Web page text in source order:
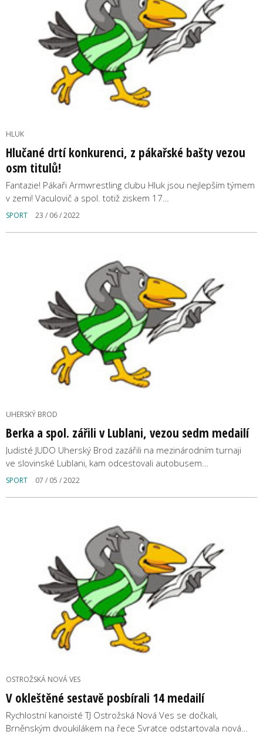
HLUK
Hlučané drtí konkurenci, z pákařské bašty vezou
osm titulů!
Fantazie! Pákaři Armwrestling clubu Hluk jsou nejlepším týmem
v zemi! Vaculovič a spol. totiž ziskem 17…
SPORT 23 / 06 / 2022
UHERSKÝ BROD
Berka a spol. zářili v Lublani, vezou sedm medailí
Judisté JUDO Uherský Brod zazářili na mezinárodním turnaji
ve slovinské Lublani, kam odcestovali autobusem…
SPORT 07 / 05 / 2022
OSTROŽSKÁ NOVÁ VES
V okleštěné sestavě posbírali 14 medailí
Rychlostní kanoisté TJ Ostrožská Nová Ves se dočkali,
Brněnským dvoukilákem na řece Svratce odstartovala nová…